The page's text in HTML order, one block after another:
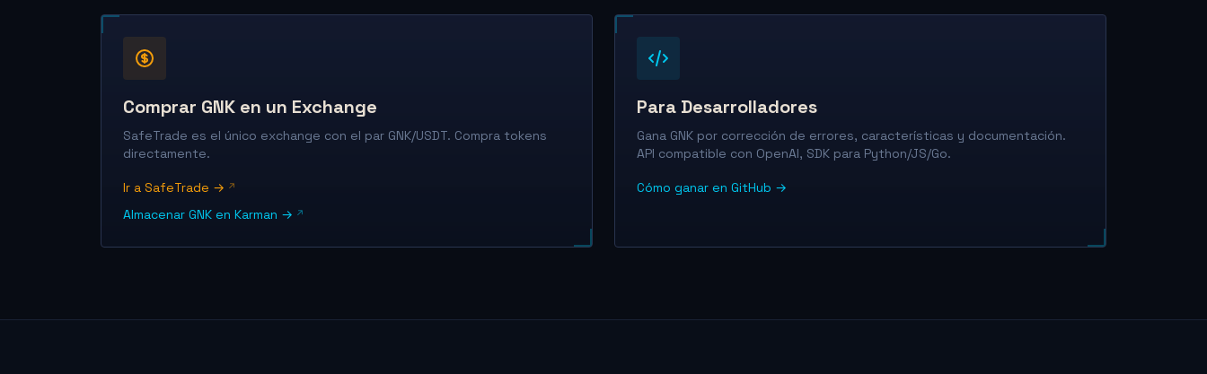
Comprar GNK en un Exchange
SafeTrade es el único exchange con el par GNK/USDT. Compra tokens
directamente.
Ir a SafeTrade →
Almacenar GNK en Karman →
Para Desarrolladores
Gana GNK por corrección de errores, características y documentación.
API compatible con OpenAI, SDK para Python/JS/Go.
Cómo ganar en GitHub →